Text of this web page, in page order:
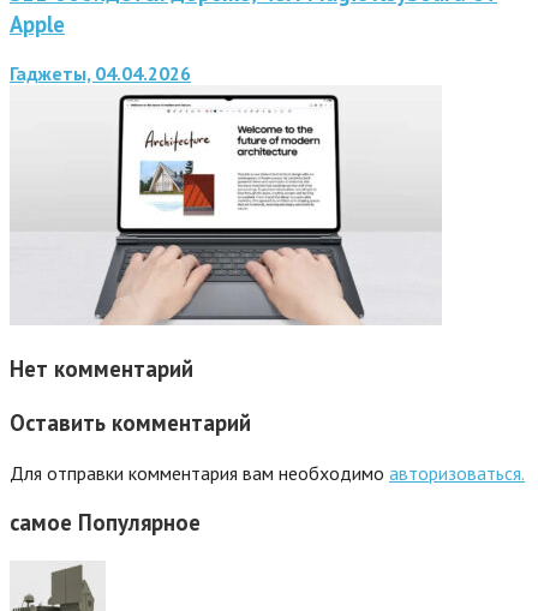
Apple
Гаджеты, 04.04.2026
Нет комментарий
Оставить комментарий
Для отправки комментария вам необходимо авторизоваться.
самое Популярное